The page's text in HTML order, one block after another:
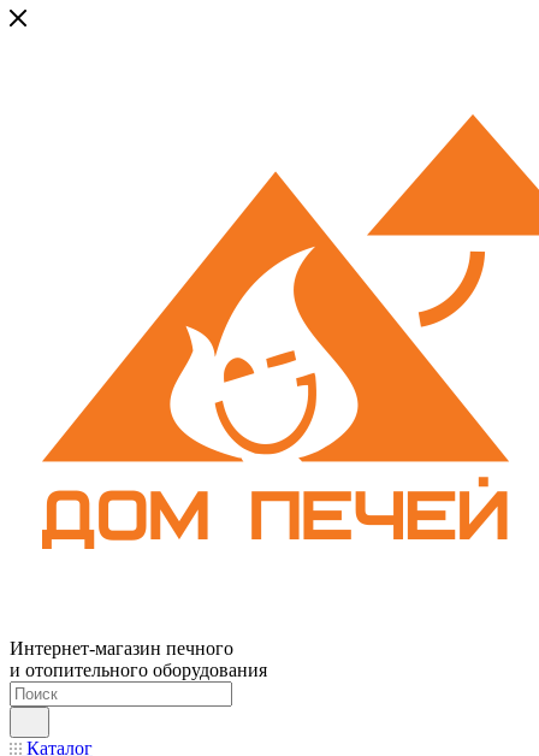
Интернет-магазин печного
и отопительного оборудования
Каталог